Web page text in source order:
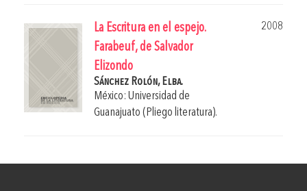
La Escritura en el espejo.
Farabeuf, de Salvador
Elizondo
2008
Sánchez Rolón, Elba.
México: Universidad de
Guanajuato (Pliego literatura).